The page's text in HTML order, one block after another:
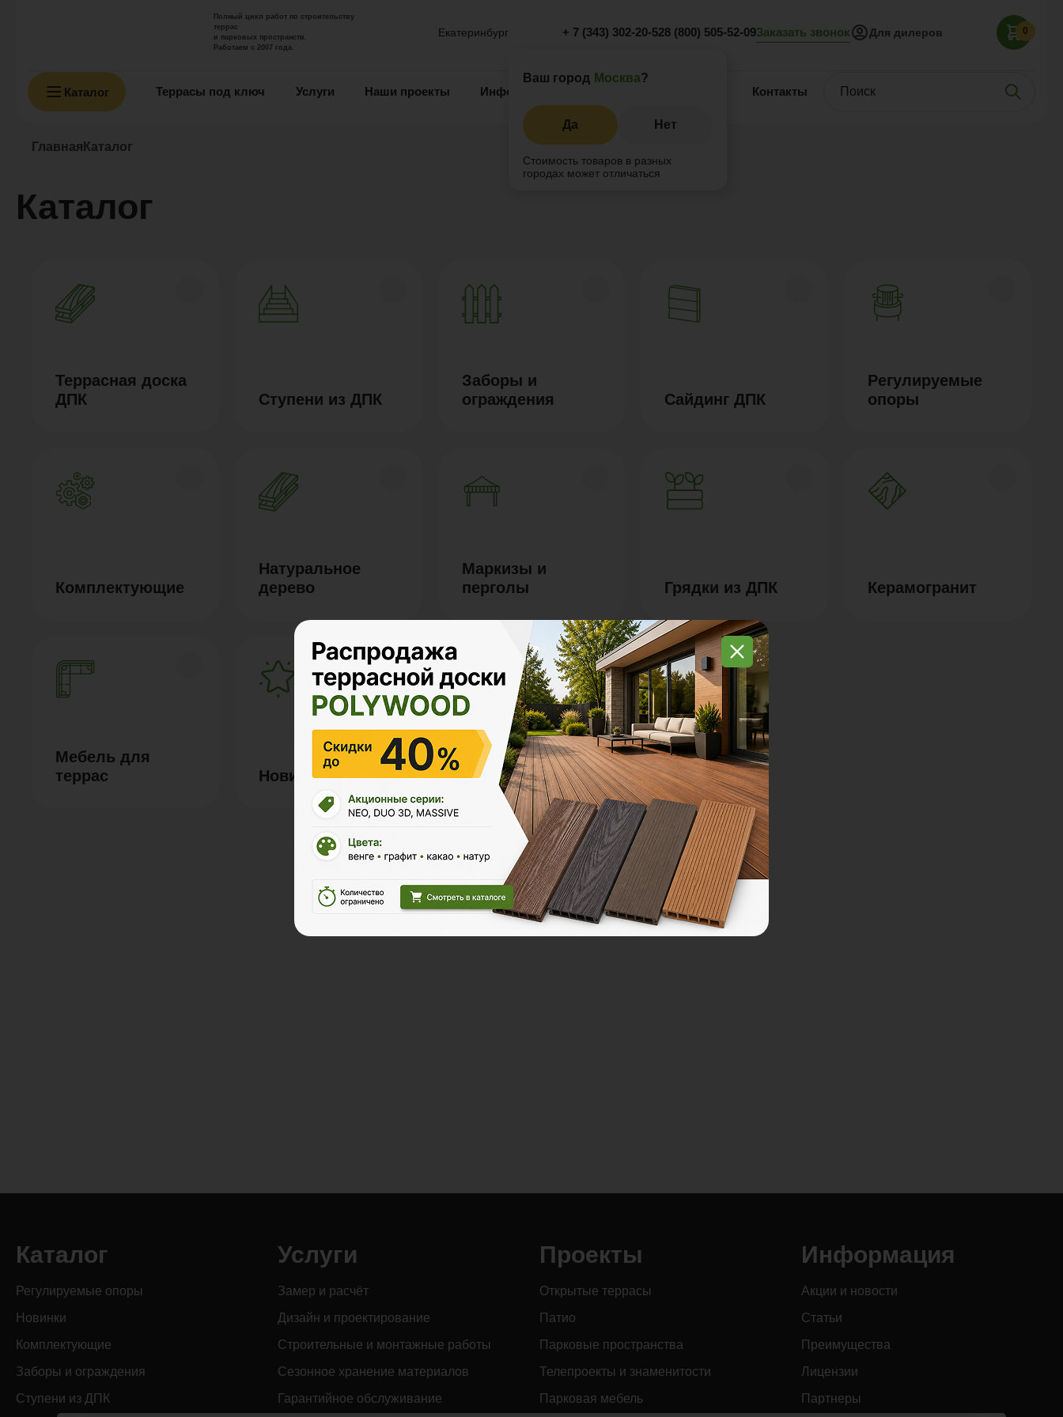
Полный цикл работ по строительству
террас
и парковых пространств.
Работаем с 2007 года.
Екатеринбург
Ваш город Москва?
Да Нет
Стоимость товаров в разных
городах может отличаться
+ 7 (343) 302-20-528 (800) 505-52-09Заказать звонок Для дилеров 0
Каталог Террасы под ключ Услуги Наши проекты Информация Контакты
Главная Каталог
Каталог
Террасная доска
ДПК
Ступени из ДПК
Заборы и
ограждения
Сайдинг ДПК
Регулируемые
опоры
Комплектующие
Натуральное
дерево
Маркизы и
перголы
Грядки из ДПК Керамогранит
Мебель для
террас
Новинки Распродажа
Каталог
Регулируемые опоры
Новинки
Комплектующие
Заборы и ограждения
Ступени из ДПК
Услуги
Замер и расчёт
Дизайн и проектирование
Строительные и монтажные работы
Сезонное хранение материалов
Гарантийное обслуживание
Проекты
Открытые террасы
Патио
Парковые пространства
Телепроекты и знаменитости
Парковая мебель
Информация
Акции и новости
Статьи
Преимущества
Лицензии
Партнеры